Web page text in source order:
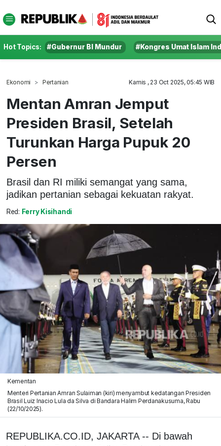
Hot Topics: #Gubernur BI Mundur #Kongres Umat Islam
Ekonomi Pertanian Kamis , 23 Oct 2025, 05:45 WIB
Mentan Amran Jemput
Presiden Brasil, Setelah
Turunkan Harga Pupuk 20
Persen
Brasil dan RI miliki semangat yang sama,
jadikan pertanian sebagai kekuatan rakyat.
Red: Ferry Kisihandi
Kementan
Menteri Pertanian Amran Sulaiman (kiri) menyambut kedatangan Presiden
Brasil Luiz Inacio Lula da Silva di Bandara Halim Perdanakusuma, Rabu
(22/10/2025).
REPUBLIKA.CO.ID, JAKARTA -- Di bawah